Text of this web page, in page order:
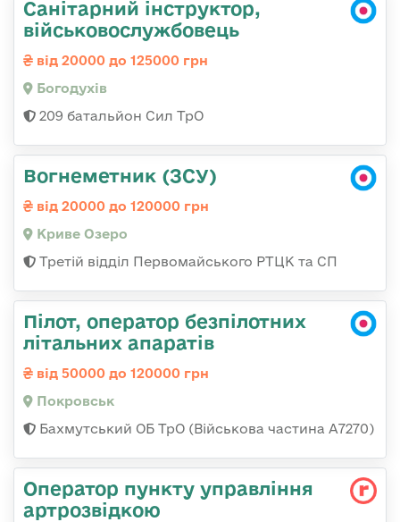
Санітарний інструктор,
військовослужбовець
від 20000 до 125000 грн
Богодухів
209 батальйон Сил ТрО
Вогнеметник (ЗСУ)
від 20000 до 120000 грн
Криве Озеро
Третій відділ Первомайського РТЦК та СП
Пілот, оператор безпілотних
літальних апаратів
від 50000 до 120000 грн
Покровськ
Бахмутський ОБ ТрО (Військова частина А7270)
Оператор пункту управління
артрозвідкою